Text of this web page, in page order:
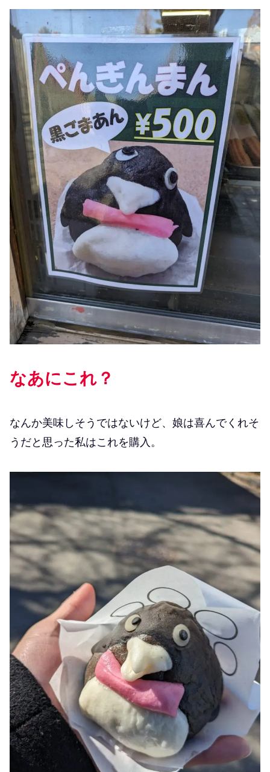
なあにこれ？
なんか美味しそうではないけど、娘は喜んでくれそ
うだと思った私はこれを購入。